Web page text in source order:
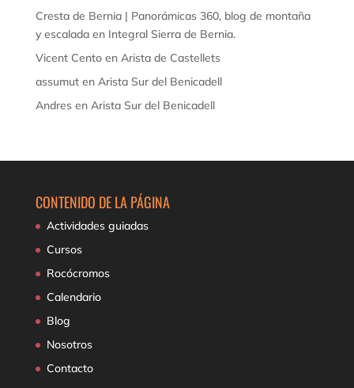
Cresta de Bernia | Panorámicas 360, blog de montaña
y escaladaen Integral Sierra de Bernia.
Vicent Centoen Arista de Castellets
assumuten Arista Sur del Benicadell
Andresen Arista Sur del Benicadell
CONTENIDO DE LA PÁGINA
Actividades guiadas
Cursos
Rocócromos
Calendario
Blog
Nosotros
Contacto